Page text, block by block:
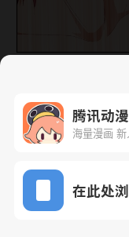
下一话
腾讯动
海量漫画
在此处